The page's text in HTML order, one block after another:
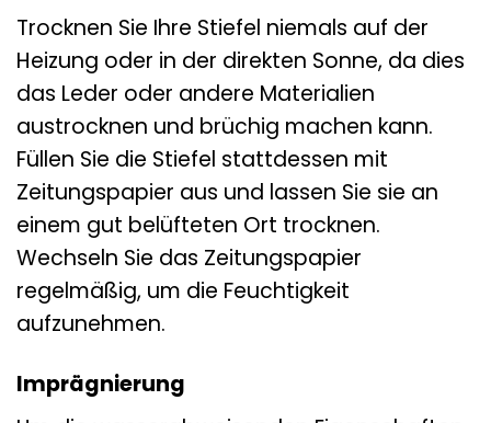
Trocknen Sie Ihre Stiefel niemals auf der
Heizung oder in der direkten Sonne, da dies
das Leder oder andere Materialien
austrocknen und brüchig machen kann.
Füllen Sie die Stiefel stattdessen mit
Zeitungspapier aus und lassen Sie sie an
einem gut belüfteten Ort trocknen.
Wechseln Sie das Zeitungspapier
regelmäßig, um die Feuchtigkeit
aufzunehmen.
Imprägnierung